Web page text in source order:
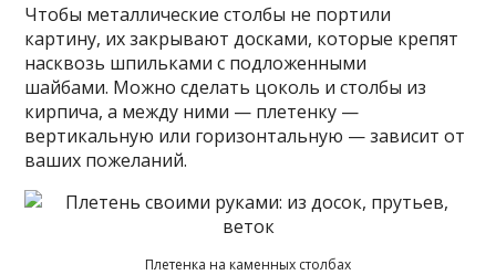
Чтобы металлические столбы не портили
картину, их закрывают досками, которые крепят
насквозь шпильками с подложенными
шайбами. Можно сделать цоколь и столбы из
кирпича, а между ними — плетенку —
вертикальную или горизонтальную — зависит от
ваших пожеланий.
Плетенка на каменных столбах